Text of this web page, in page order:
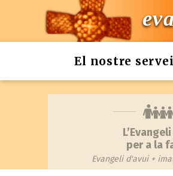
El nostre servei
per a la
Evangeli d'avui +